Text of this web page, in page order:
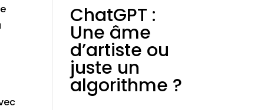
ChatGPT :
Une âme
d’artiste ou
juste un
algorithme ?